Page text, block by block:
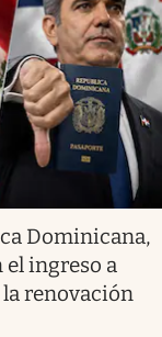
Dominicana,
el ingreso a
renovación